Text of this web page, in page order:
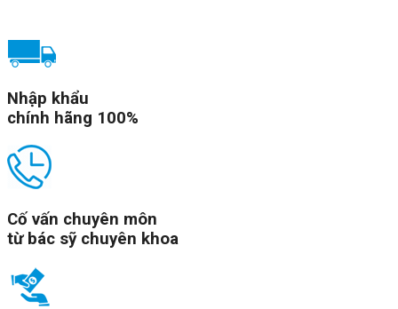
Nhập khẩu
chính hãng 100%
Cố vấn chuyên môn
từ bác sỹ chuyên khoa